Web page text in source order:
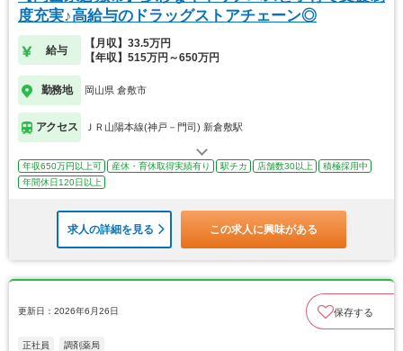
度充実♪高給与のドラッグストアチェーン◎
給与
【月収】33.5万円
【年収】515万円～650万円
勤務地 岡山県 倉敷市
アクセス ＪＲ山陽本線(神戸－門司) 新倉敷駅
年収650万円以上可 産休・育休取得実績有り 駅チカ 店舗数30以上
積極採用中
年間休日120日以上
求人の詳細を見る この求人に興味がある
更新日：2026年6月26日 保存する
正社員 調剤薬局